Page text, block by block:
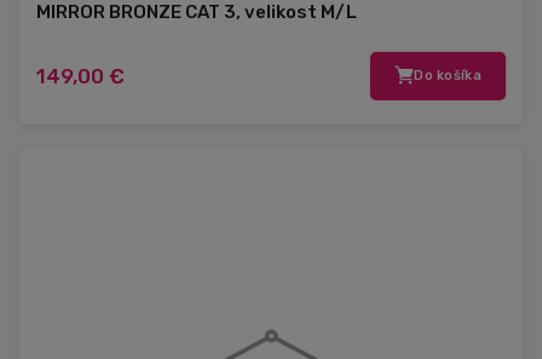
MIRROR BRONZE CAT 3, velikost M/L
149,00 € Do košíka